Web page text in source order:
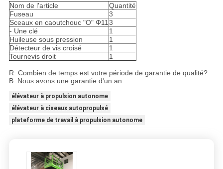
Nom de l'article
Quantité
Fuseau
3
Sceaux en caoutchouc "O" Φ113
- Une clé
1
Huileuse sous pression
1
Détecteur de vis croisé
1
Tournevis droit
1
R: Combien de temps est votre période de garantie de qualité?
B: Nous avons une garantie d'un an.
élévateur à propulsion autonome
élévateur à ciseaux autopropulsé
plateforme de travail à propulsion autonome